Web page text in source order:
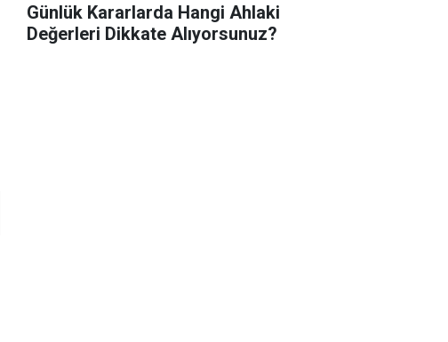
Günlük Kararlarda Hangi Ahlaki
Değerleri Dikkate Alıyorsunuz?